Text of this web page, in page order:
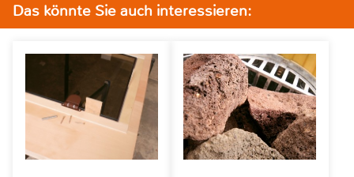
Das könnte Sie auch interessieren: